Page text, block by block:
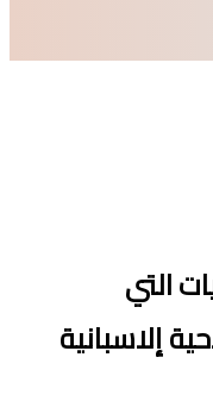
التي
إلاسبانية